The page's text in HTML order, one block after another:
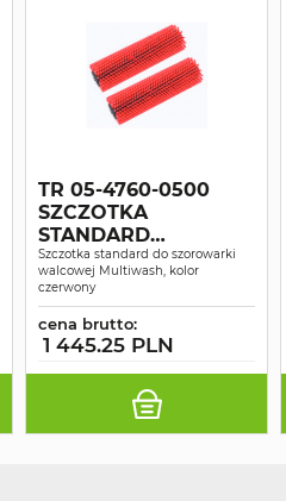
TR 05-4760-0500
SZCZOTKA
STANDARD
KOMPLET 2 SZT.
Szczotka standard do szorowarki
walcowej Multiwash, kolor
czerwony
cena brutto:
1 445.25 PLN